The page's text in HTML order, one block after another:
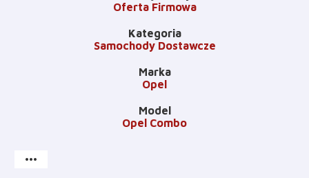
Oferta Firmowa
Kategoria
Samochody Dostawcze
Marka
Opel
Model
Opel Combo
more_horiz